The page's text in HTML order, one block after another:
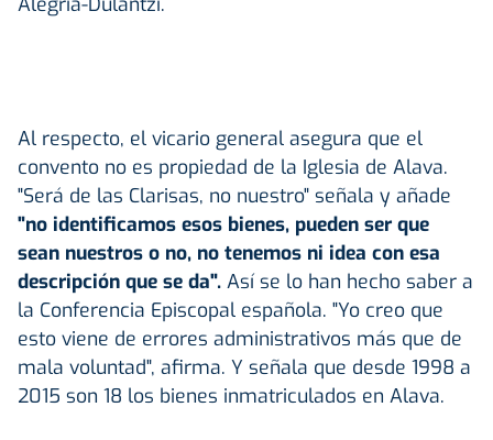
Al respecto, el vicario general asegura que el
convento no es propiedad de la Iglesia de Alava.
"Será de las Clarisas, no nuestro" señala y añade
"no identificamos esos bienes, pueden ser que
sean nuestros o no, no tenemos ni idea con esa
descripción que se da". Así se lo han hecho saber a
la Conferencia Episcopal española. "Yo creo que
esto viene de errores administrativos más que de
mala voluntad", afirma. Y señala que desde 1998 a
2015 son 18 los bienes inmatriculados en Alava.